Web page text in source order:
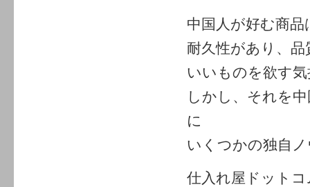
中国人が好む商
耐久性があり、
いいものを欲す
しかし、それを
に
いくつかの独自
仕入れ屋ドット